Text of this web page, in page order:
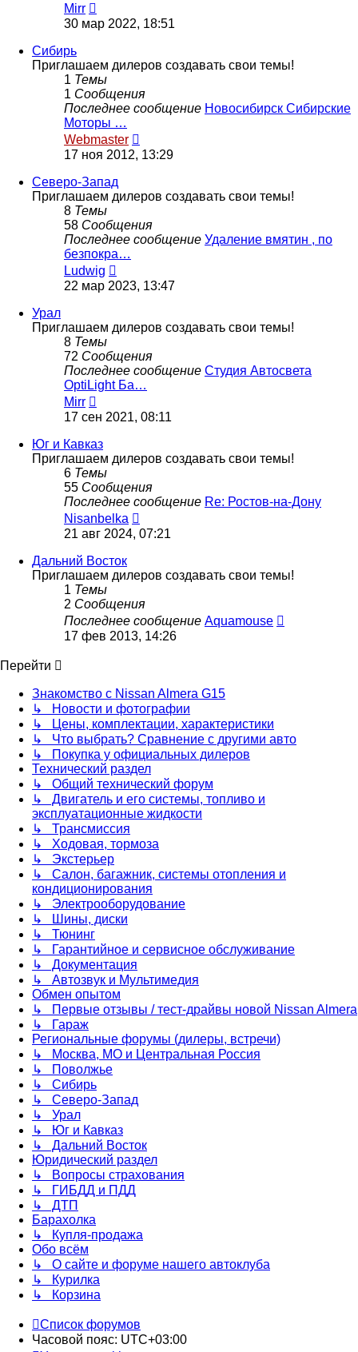
Mirr
к
последнему
30 мар 2022, 18:51
Сибирь
Приглашаем дилеров создавать свои темы!
1 Темы
1 Сообщения
Последнее сообщение Новосибирск Сибирские
Моторы …
Webmaster
к
17 ноя 2012, 13:29
Северо-Запад
Приглашаем дилеров создавать свои темы!
8 Темы
58 Сообщения
Последнее сообщение Удаление вмятин , по
безпокра…
Ludwig
к
последнему
22 мар 2023, 13:47
Урал
Приглашаем дилеров создавать свои темы!
8 Темы
72 Сообщения
Последнее сообщение Студия Автосвета
OptiLight Ба…
Mirr
к
последнему
сообщению
17 сен 2021, 08:11
Юг и Кавказ
Приглашаем дилеров создавать свои темы!
6 Темы
55 Сообщения
Последнее сообщение Re: Ростов-на-Дону
Nisanbelka
к
21 авг 2024, 07:21
Дальний Восток
Приглашаем дилеров создавать свои темы!
1 Темы
2 Сообщения
Последнее сообщение Aquamouse
17 фев 2013, 14:26
Перейти
Знакомство с Nissan Almera G15
↳ Новости и фотографии
↳ Цены, комплектации, характеристики
↳ Что выбрать? Сравнение с другими авто
↳ Покупка у официальных дилеров
Технический раздел
↳ Общий технический форум
↳ Двигатель и его системы, топливо и
эксплуатационные жидкости
↳ Трансмиссия
↳ Ходовая, тормоза
↳ Экстерьер
↳ Салон, багажник, системы отопления и
кондиционирования
↳ Электрооборудование
↳ Шины, диски
↳ Тюнинг
↳ Гарантийное и сервисное обслуживание
↳ Документация
↳ Автозвук и Мультимедия
Обмен опытом
↳ Первые отзывы / тест-драйвы новой Nissan Almera
↳ Гараж
Региональные форумы (дилеры, встречи)
↳ Москва, МО и Центральная Россия
↳ Поволжье
↳ Сибирь
↳ Северо-Запад
↳ Урал
↳ Юг и Кавказ
↳ Дальний Восток
Юридический раздел
↳ Вопросы страхования
↳ ГИБДД и ПДД
↳ ДТП
Барахолка
↳ Купля-продажа
Обо всём
↳ О сайте и форуме нашего автоклуба
↳ Курилка
↳ Корзина
Список форумов
Часовой пояс: UTC+03:00